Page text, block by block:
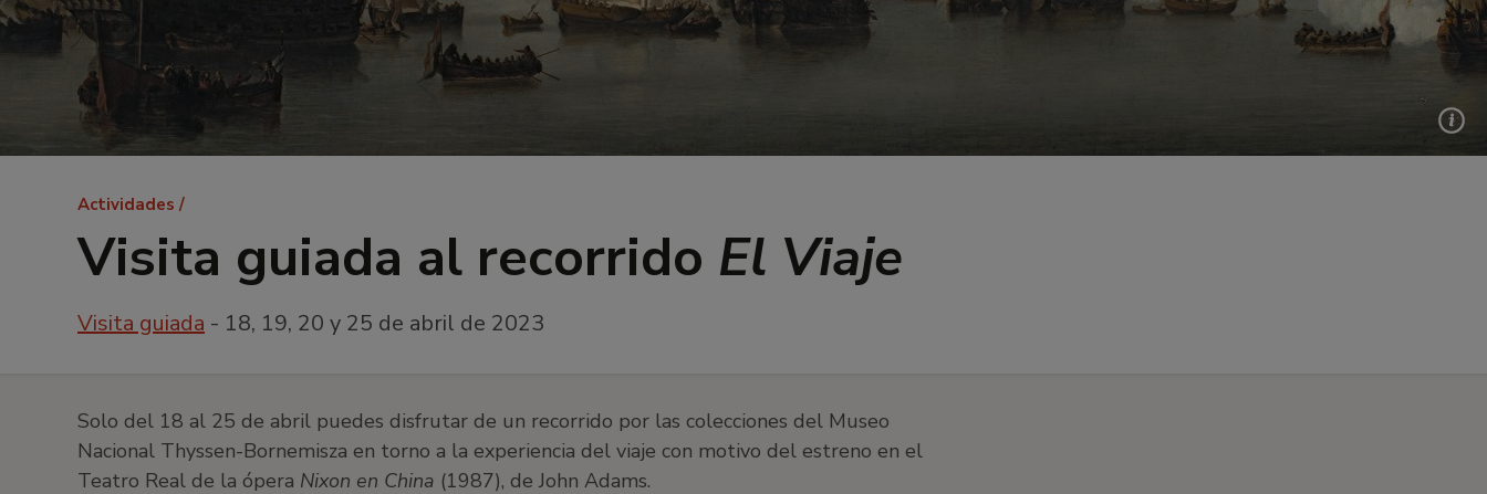
Ruta
de
navegación
Actividades
Visita guiada al recorrido El Viaje
Visita guiada - 18, 19, 20 y 25 de abril de 2023
Solo del 18 al 25 de abril puedes disfrutar de un recorrido por las colecciones del Museo
Nacional Thyssen-Bornemisza en torno a la experiencia del viaje con motivo del estreno en el
Teatro Real de la ópera Nixon en China (1987), de John Adams.